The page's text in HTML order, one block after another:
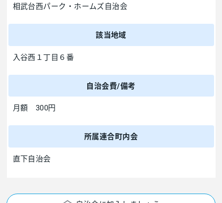
相武台西パーク・ホームズ自治会
該当地域
入谷西１丁目６番
自治会費/備考
月額 300円
所属連合町内会
直下自治会